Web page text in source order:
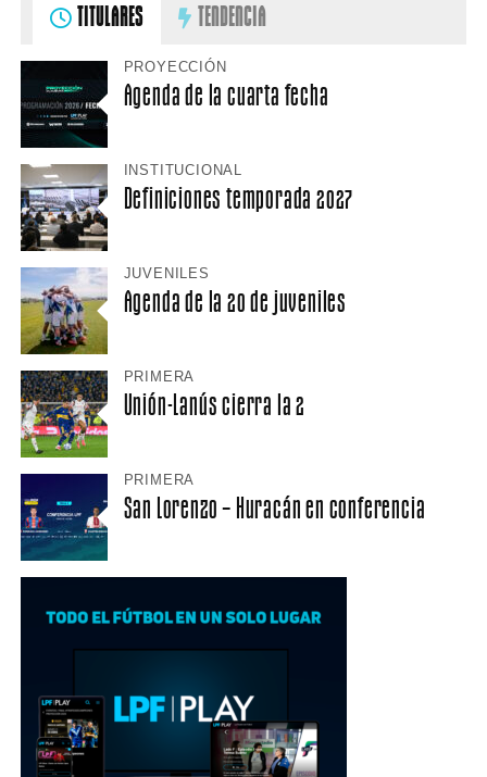
TITULARES TENDENCIA
PROYECCIÓN
Agenda de la cuarta fecha
INSTITUCIONAL
Definiciones temporada 2027
JUVENILES
Agenda de la 20 de juveniles
PRIMERA
Unión-Lanús cierra la 2
PRIMERA
San Lorenzo – Huracán en conferencia